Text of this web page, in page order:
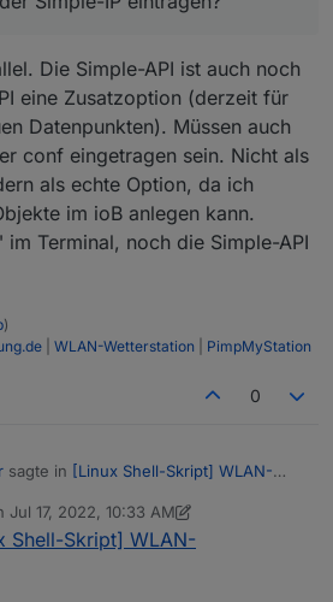
Die Simple-API ist auch noch
eine Zusatzoption (derzeit für
Datenpunkten). Müssen auch
conf eingetragen sein. Nicht als
als echte Option, da ich
im ioB anlegen kann.
Terminal, noch die Simple-API
)
WLAN-Wetterstation PimpMyStation
0
sagte in [Linux Shell-Skript] WLAN-
in[Linux Shell-Skript] WLAN-
Die Simple-API ist auch noch
Jul 17, 2022, 10:33 AM
by Boronsbruder Jul 17, 2022, 12:37 PM
Shell-Skript] WLAN-